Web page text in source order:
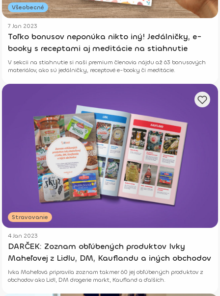
Všeobecné
7 Jan 2023
Toľko bonusov neponúka nikto iný! Jedálničky, e-
booky s receptami aj meditácie na stiahnutie
V sekcii na stiahnutie si naši premium členovia nájdu až 63 bonusových
materiálov, ako sú jedálničky, receptové e-booky či meditácie.
Stravovanie
4 Jan 2023
DARČEK: Zoznam obľúbených produktov Ivky
Maheľovej z Lidlu, DM, Kauflandu a iných obchodov
Ivka Maheľová pripravila zoznam takmer 60 jej obľúbených produktov z
obchodov ako Lidl, DM drogerie markt, Kaufland a ďalších.